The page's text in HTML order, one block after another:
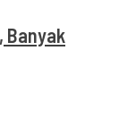
Banyak